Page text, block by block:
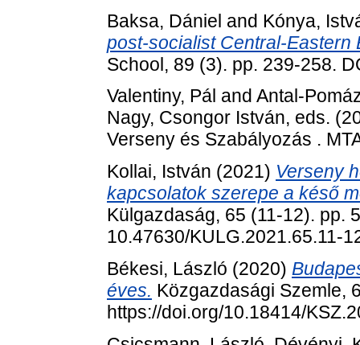
Baksa, Dániel and Kónya,
post‐socialist
School, 89 (3). pp. 239-258.
Valentiny, Pál and Antal-
Nagy, Csongor István, eds.
Verseny és Szabályozás .
Kollai, István (2021) Verseny
kapcsolatok szerepe a késő
Külgazdaság, 65 (11-12). pp.
10.47630/KULG.2021.65.11-
Békesi, László (2020)
éves. Közgazdasági Szemle,
https://doi.org/10.18414/